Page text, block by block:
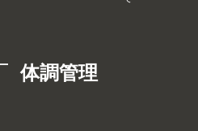
体調管理